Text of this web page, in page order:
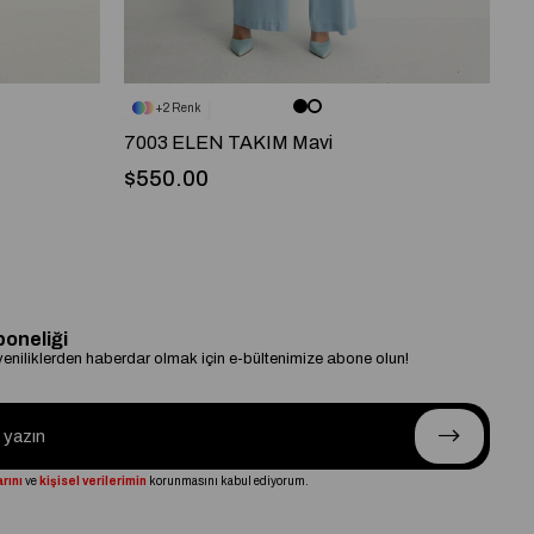
2
7003 ELEN TAKIM Mavi
$550.00
haberdar olmak için e-bültenimize abone olun!
ve kişisel verilerimin korunmasını kabul ediyorum.